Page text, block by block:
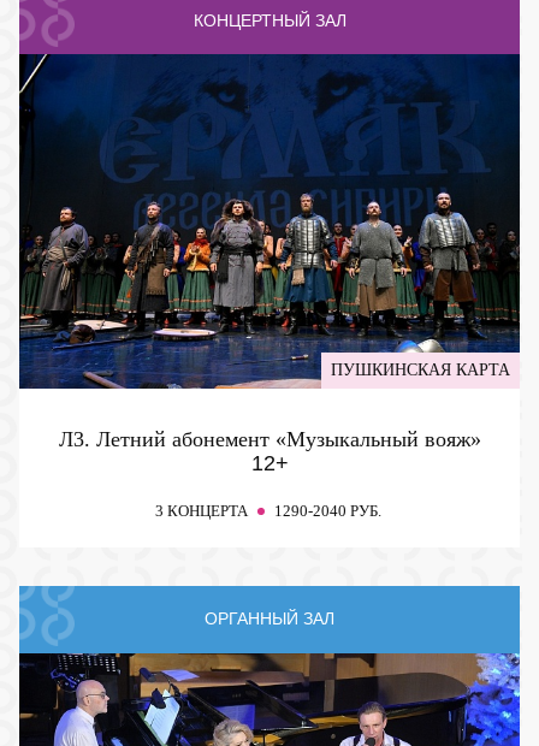
КОНЦЕРТНЫЙ ЗАЛ
ПУШКИНСКАЯ КАРТА
Л3. Летний абонемент «Музыкальный вояж»
12+
3 КОНЦЕРТА 1290-2040 РУБ.
ОРГАННЫЙ ЗАЛ